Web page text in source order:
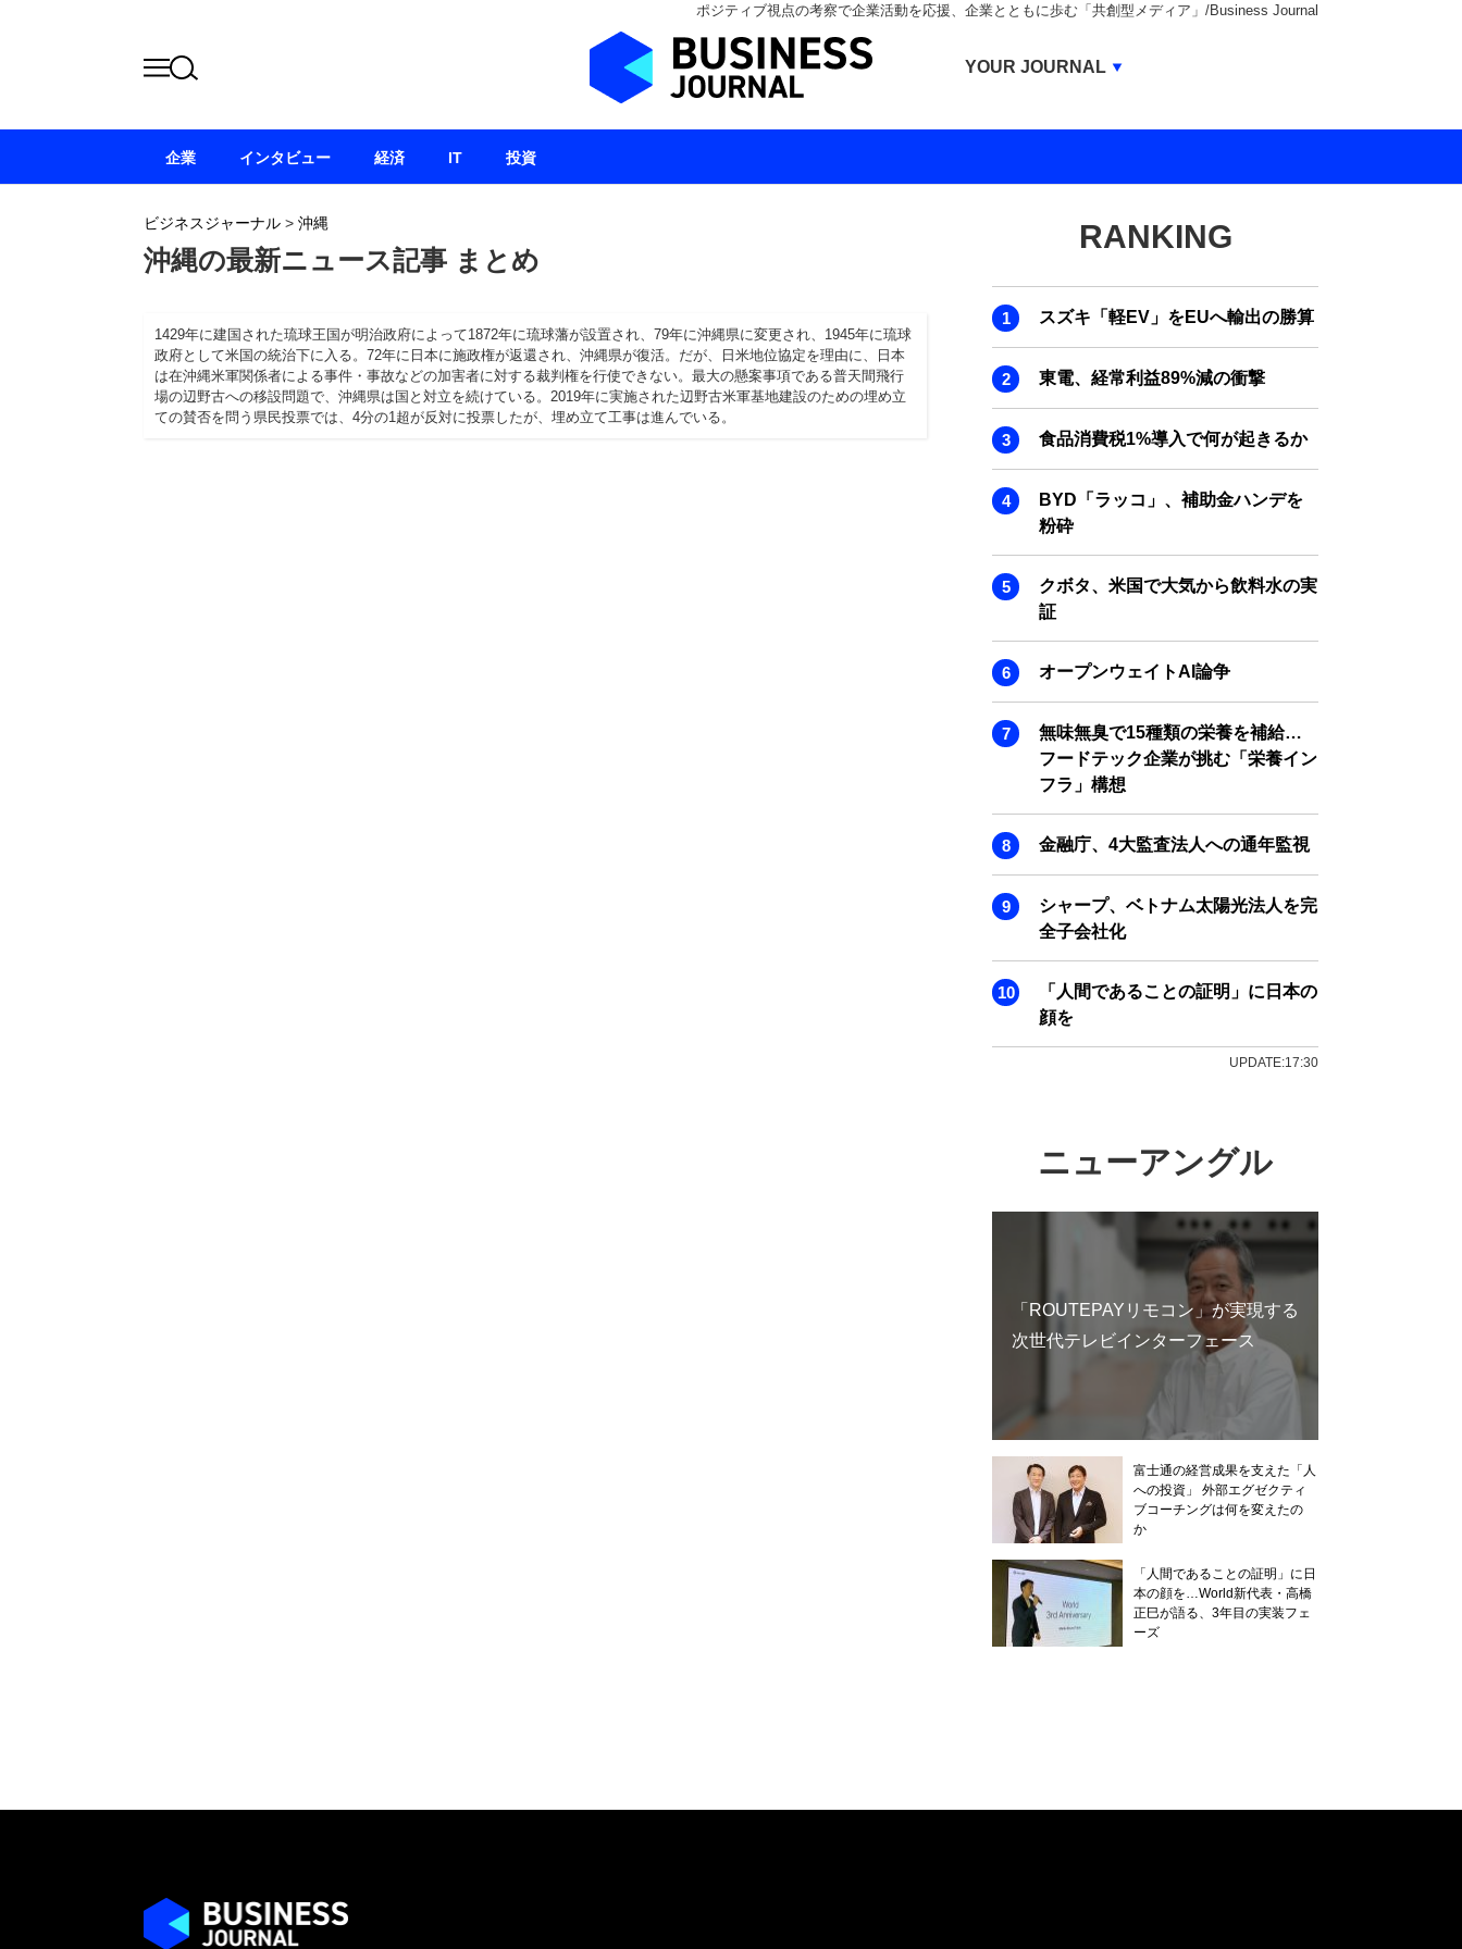
ポジティブ視点の考察で企業活動を応援、企業とともに歩む「共創型メディア」/Business Journal
ビジネスジャーナル > 沖縄
沖縄の最新ニュース記事 まとめ
1429年に建国された琉球王国が明治政府によって1872年に琉球藩が設置され、79年に沖縄県に変更され、1945年に琉球
政府として米国の統治下に入る。72年に日本に施政権が返還され、沖縄県が復活。だが、日米地位協定を理由に、日本
は在沖縄米軍関係者による事件・事故などの加害者に対する裁判権を行使できない。最大の懸案事項である普天間飛行
場の辺野古への移設問題で、沖縄県は国と対立を続けている。2019年に実施された辺野古米軍基地建設のための埋め立
ての賛否を問う県民投票では、4分の1超が反対に投票したが、埋め立て工事は進んでいる。
RANKING
スズキ「軽EV」をEUへ輸出の勝算
東電、経常利益89%減の衝撃
食品消費税1%導入で何が起きるか
BYD「ラッコ」、補助金ハンデを
粉砕
クボタ、米国で大気から飲料水の実
証
オープンウェイトAI論争
無味無臭で15種類の栄養を補給…
フードテック企業が挑む「栄養イン
フラ」構想
金融庁、4大監査法人への通年監視
シャープ、ベトナム太陽光法人を完
全子会社化
「人間であることの証明」に日本の
顔を
UPDATE:17:30
ニューアングル
「ROUTEPAYリモコン」が実現する
次世代テレビインターフェース
富士通の経営成果を支えた「人
への投資」 外部エグゼクティ
ブコーチングは何を変えたの
か
「人間であることの証明」に日
本の顔を…World新代表・高橋
正巳が語る、3年目の実装フェ
ーズ
企業 インタビュー 経済 IT 投資
YOUR JOURNAL
BUSINESS JOURNAL
IVS JOURNAL
ENERGY MANAGEMENT JOURNAL
INBOUND JOURNAL
LIFE ENDING JOURNAL
AI JOURNAL
REAL ESTATE BROKERAGE JOURNAL
SMART MARKETING JOURNAL
BPaaS JOURNAL
ADOPTABLE DOG JOURNAL